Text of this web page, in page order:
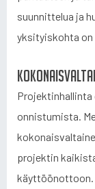
suunnittelua ja
yksityiskohta on
Projektinhallinta
onnistumista.
projektin
käyttöönottoon.